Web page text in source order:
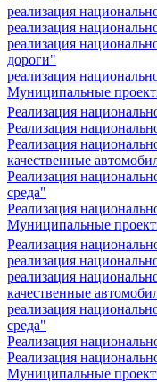
реализация
реализация
реализация
дороги"
реализация
Муниципальные
Реализация
Реализация
Реализация
качественные
Реализация
среда"
Реализация
Муниципальные
Реализация
реализация
реализация
качественные
реализация
среда"
Реализация
Реализация
Муниципальные